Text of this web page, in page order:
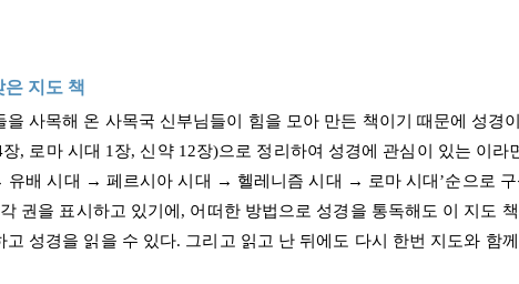
지도 책
사목해 온 사목국 신부님들이 힘을 모아 만든 책이기 때문에 성
, 로마 시대 1장, 신약 12장)으로 정리하여 성경에 관심이 있는
배 시대 → 페르시아 시대 → 헬레니즘 시대 → 로마 시대’순으로 구
권을 표시하고 있기에, 어떠한 방법으로 성경을 통독해도 이 지도
성경을 읽을 수 있다. 그리고 읽고 난 뒤에도 다시 한번 지도와